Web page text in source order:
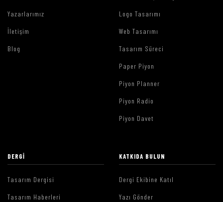
Yazarlarımız
İletişim
Blog
Logo Tasarımı
Web Tasarımı
Tasarım Süreci
Paper Piyon
Piyon Planner
Piyon Radio
Piyon Davet
DERGI
Tasarım Dergisi
Tasarım Haberleri
KATKIDA BULUN
Dergi Ekibine Katıl
Yazı Gönder